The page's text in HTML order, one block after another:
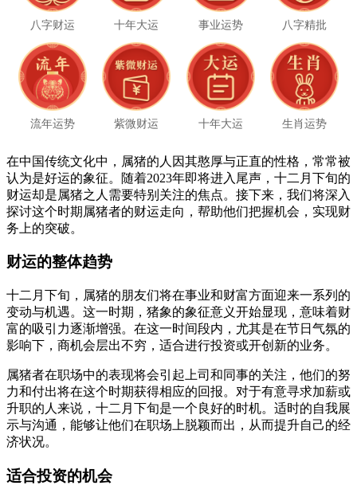
八字财运 十年大运 事业运势 八字精批
流年运势 紫微财运 十年大运 生肖运势
在中国传统文化中，属猪的人因其憨厚与正直的性格，常常被
认为是好运的象征。随着2023年即将进入尾声，十二月下旬的
财运却是属猪之人需要特别关注的焦点。接下来，我们将深入
探讨这个时期属猪者的财运走向，帮助他们把握机会，实现财
务上的突破。
财运的整体趋势
十二月下旬，属猪的朋友们将在事业和财富方面迎来一系列的
变动与机遇。这一时期，猪象的象征意义开始显现，意味着财
富的吸引力逐渐增强。在这一时间段内，尤其是在节日气氛的
影响下，商机会层出不穷，适合进行投资或开创新的业务。
属猪者在职场中的表现将会引起上司和同事的关注，他们的努
力和付出将在这个时期获得相应的回报。对于有意寻求加薪或
升职的人来说，十二月下旬是一个良好的时机。适时的自我展
示与沟通，能够让他们在职场上脱颖而出，从而提升自己的经
济状况。
适合投资的机会